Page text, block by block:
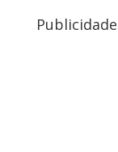
Publicidade